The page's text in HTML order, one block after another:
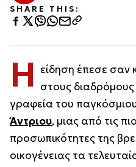
SHARE THIS:
Η είδηση έπεσε σαν
στους
γραφεία του
Άντριου, μιας από τις
προσωπικότητες της
οικογένειας τα